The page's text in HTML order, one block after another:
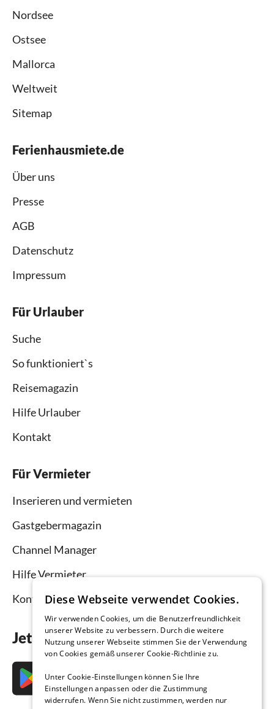
Nordsee
Ostsee
Mallorca
Weltweit
Sitemap
Ferienhausmiete.de
Über uns
Presse
AGB
Datenschutz
Impressum
Für Urlauber
Suche
So funktioniert`s
Reisemagazin
Hilfe Urlauber
Kontakt
Für Vermieter
Inserieren und vermieten
Gastgebermagazin
Channel Manager
Hilfe Vermieter
Kontakt
Jetzt die App downloaden
Diese Webseite verwendet Cookies.
Wir verwenden Cookies, um die Benutzerfreundlichkeit
unserer Website zu verbessern. Durch die weitere
Nutzung unserer Webseite stimmen Sie der Verwendung
von Cookies gemäß unserer Cookie-Richtlinie zu.
Unter Cookie-Einstellungen können Sie Ihre
Einstellungen anpassen oder die Zustimmung
widerrufen. Wenn Sie nicht zustimmen, werden nur